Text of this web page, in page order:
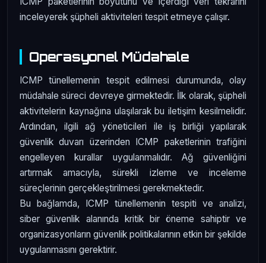
inceleyerek şüpheli aktiviteleri tespit etmeye çalışır.
Operasyonel Müdahale
ICMP tünellemenin tespit edilmesi durumunda, olay
müdahale süreci devreye girmektedir. İlk olarak, şüpheli
aktivitelerin kaynağına ulaşılarak bu iletişim kesilmelidir.
Ardından, ilgili ağ yöneticileri ile iş birliği yapılarak
güvenlik duvarı üzerinden ICMP paketlerinin trafiğini
engelleyen kurallar uygulanmalıdır. Ağ güvenliğini
artırmak amacıyla, sürekli izleme ve inceleme
süreçlerinin gerçekleştirilmesi gerekmektedir.
Bu bağlamda, ICMP tünellemenin tespiti ve analizi,
siber güvenlik alanında kritik bir öneme sahiptir ve
organizasyonların güvenlik politikalarının etkin bir şekilde
uygulanmasını gerektirir.